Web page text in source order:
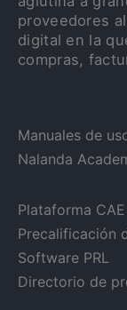
proveedores
digital en la
compras,
Manuales de
Nalanda
Plataforma CAE
Precalificación
Software PRL
Directorio de